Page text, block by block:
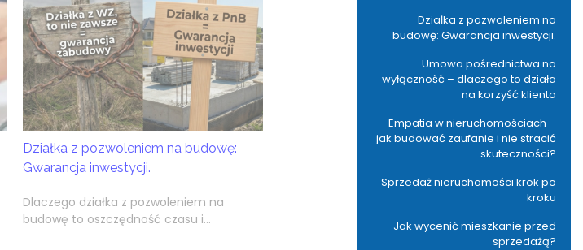
Działka z pozwoleniem na budowę:
Gwarancja inwestycji.
Dlaczego działka z pozwoleniem na
budowę to oszczędność czasu i...
Działka z pozwoleniem na
budowę: Gwarancja inwestycji.
Umowa pośrednictwa na
wyłączność – dlaczego to działa
na korzyść klienta
Empatia w nieruchomościach –
jak budować zaufanie i nie stracić
skuteczności?
Sprzedaż nieruchomości krok po
kroku
Jak wycenić mieszkanie przed
sprzedażą?